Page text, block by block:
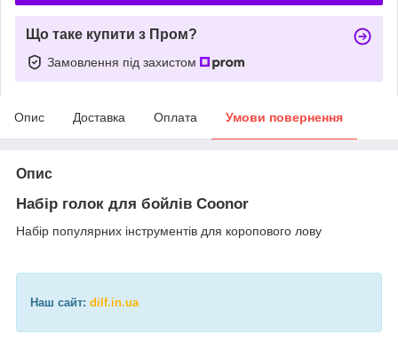
Що таке купити з Пром?
Замовлення під захистом
Опис Доставка Оплата Умови повернення
Опис
Набір голок для бойлів Coonor
Набір популярних інструментів для коропового лову
Наш сайт: dilf.in.ua